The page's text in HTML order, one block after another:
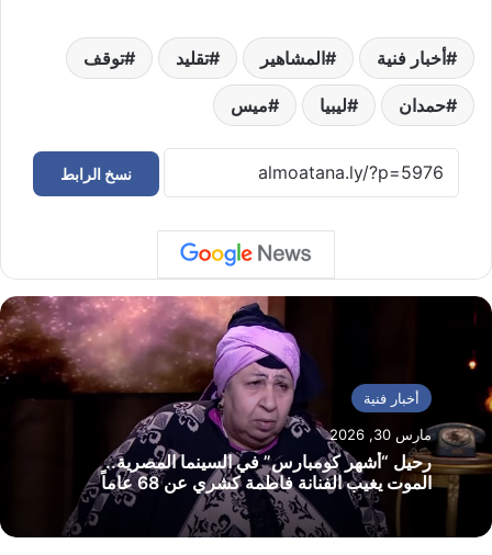
أخبار فنية المشاهير تقليد توقف
حمدان ليبيا ميس
نسخ الرابط
أخبار فنية
مارس 30, 2026
رحيل “أشهر كومبارس” في السينما المصرية..
الموت يغيب الفنانة فاطمة كشري عن 68 عاماً